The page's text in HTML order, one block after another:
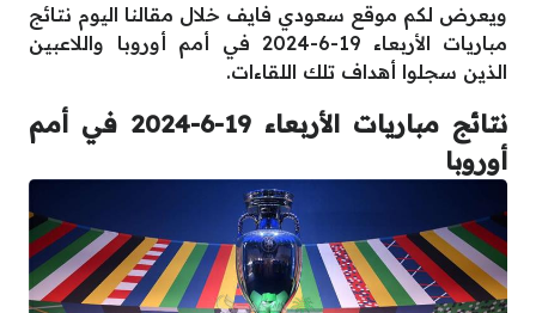
ويعرض لكم موقع سعودي فايف خلال مقالنا اليوم نتائج
مباريات الأربعاء 19-6-2024 في أمم أوروبا واللاعبين
الذين سجلوا أهداف تلك اللقاءات.
نتائج مباريات الأربعاء 19-6-2024 في أمم
أوروبا